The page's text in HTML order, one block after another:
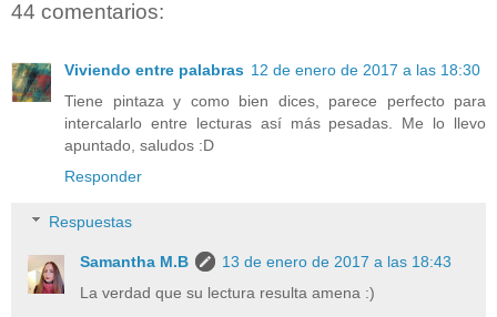
44 comentarios:
Viviendo entre palabras 12 de enero de 2017 a las 18:30
Tiene pintaza y como bien dices, parece perfecto para
intercalarlo entre lecturas así más pesadas. Me lo llevo
apuntado, saludos :D
Responder
Respuestas
Samantha M.B
13 de enero de 2017 a las 18:43
La verdad que su lectura resulta amena :)